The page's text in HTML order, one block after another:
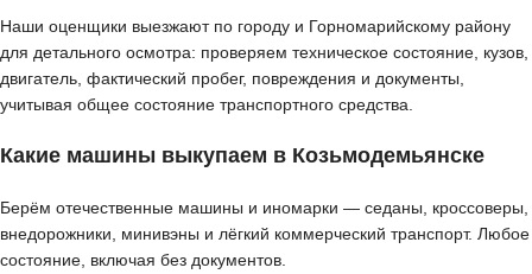
Наши оценщики выезжают по городу и Горномарийскому району
для детального осмотра: проверяем техническое состояние, кузов,
двигатель, фактический пробег, повреждения и документы,
учитывая общее состояние транспортного средства.
Какие машины выкупаем в Козьмодемьянске
Берём отечественные машины и иномарки — седаны, кроссоверы,
внедорожники, минивэны и лёгкий коммерческий транспорт. Любое
состояние, включая без документов.